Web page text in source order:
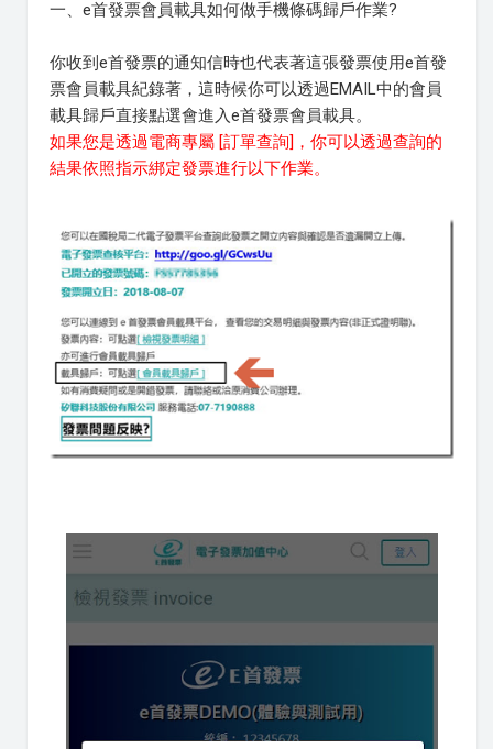
一、e首發票會員載具如何做手機條碼歸戶作業?
你收到e首發票的通知信時也代表著這張發票使用e首發
票會員載具紀錄著，這時候你可以透過EMAIL中的會員
載具歸戶直接點選會進入e首發票會員載具。
如果您是透過電商專屬 [訂單查詢]，你可以透過查詢的
結果依照指示綁定發票進行以下作業。